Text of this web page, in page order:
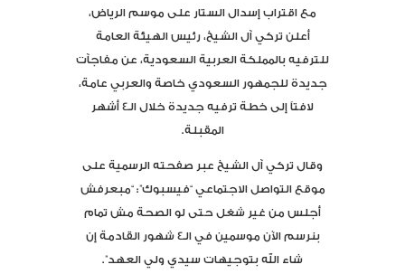
مع اقتراب إسدال الستار على موسم الرياض،
أعلن تركي آل الشيخ، رئيس الهيئة العامة
للترفيه بالمملكة العربية السعودية، عن مفاجآت
جديدة للجمهور السعودي خاصة والعربي عامة،
لافتاً إلى خطة ترفيه جديدة خلال الـ4 أشهر
المقبلة.
وقال تركي آل الشيخ عبر صفحته الرسمية على
موقع التواصل الاجتماعي “فيسبوك”: “مبعرفش
أجلس من غير شغل حتى لو الصحة مش تمام
بنرسم الآن موسمين في الـ4 شهور القادمة إن
شاء الله بتوجيهات سيدي ولي العهد”.